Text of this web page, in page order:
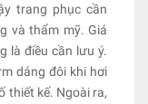
trang phục cần
và thẩm mỹ. Giá
là điều cần lưu ý.
dáng đôi khi hơi
thiết kế. Ngoài ra,